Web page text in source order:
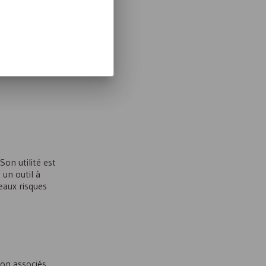
utilité est
un outil à
risques
associés.